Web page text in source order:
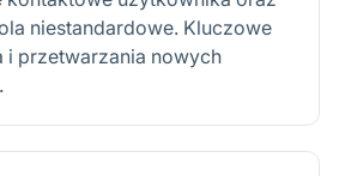
niestandardowe. Kluczowe
i przetwarzania nowych